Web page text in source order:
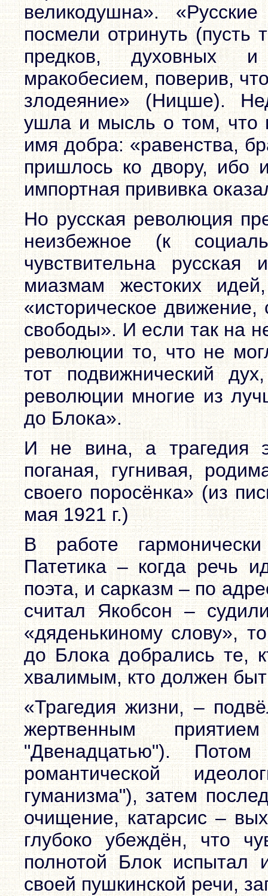
великодушна».
посмели отринуть (пусть
предков, духовных
мракобесием, поверив,
злодеяние» (Ницше).
ушла и мысль о том, что
имя добра: «равенства,
пришлось ко двору, ибо
импортная прививка
Но русская революция
неизбежное (к
чувствительна
миазмам жестоких
«историческое
свободы». И если так на
революции то, что не
тот подвижнический
революции многие из
до Блока».
И не вина, а трагедия
поганая, гугнивая,
своего поросёнка» (из
мая 1921 г.)
В работе
Патетика – когда речь
поэта, и сарказм – по
считал Якобсон –
«дяденькиному слову»,
до Блока добрались те,
хвалимым, кто должен
«Трагедия жизни, –
жертвенным
"Двенадцатью").
романтической
гуманизма"), затем
очищение, катарсис –
глубоко убеждён, что
полнотой Блок испытал
своей пушкинской речи,